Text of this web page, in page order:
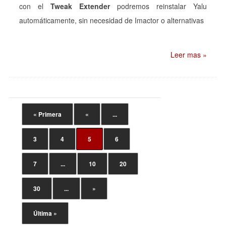
con el Tweak Extenderpodremos reinstalar Yalu
automáticamente, sin necesidad de Imactor o alternativas
Leer mas »
« Primera « ...
3 4 5 6
7 ... 10 20
30 ... »
Última »